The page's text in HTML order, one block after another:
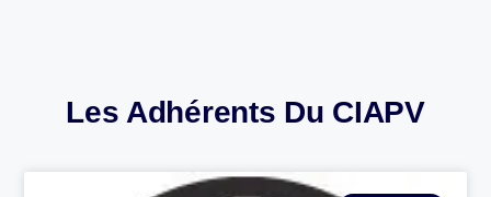
Les Adhérents Du CIAPV